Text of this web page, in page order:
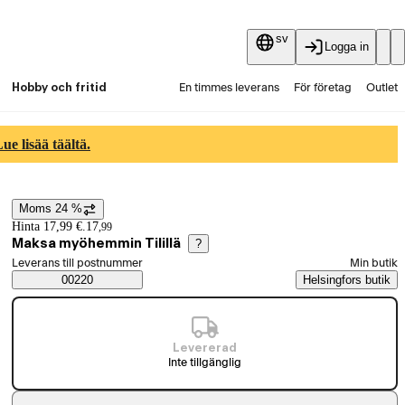
sv
Logga in
Hobby och fritid En timmes leverans För företag Outlet
lisää täältä.
Prisinformation
Moms 24 %
Hinta 17,99 €. 17,99
Maksa myöhemmin Tilillä ?
Saatavuustiedot
Välj beställningssätt
Leverans till postnummer
00220
Min butik
Helsingfors butik
Levererad
Inte tillgänglig